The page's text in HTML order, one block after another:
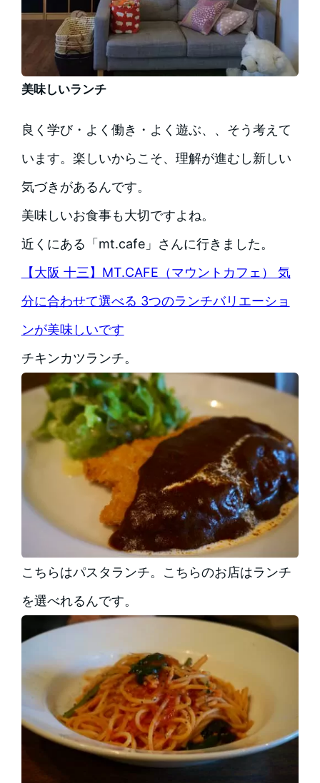
美味しいランチ
良く学び・よく働き・よく遊ぶ、、そう考えて
います。楽しいからこそ、理解が進むし新しい
気づきがあるんです。
美味しいお食事も大切ですよね。
近くにある「mt.cafe」さんに行きました。
【大阪 十三】MT.CAFE（マウントカフェ） 気
分に合わせて選べる 3つのランチバリエーショ
ンが美味しいです
チキンカツランチ。
こちらはパスタランチ。こちらのお店はランチ
を選べれるんです。